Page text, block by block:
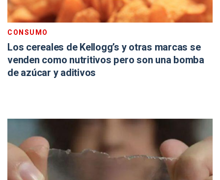
CONSUMO
Los cereales de Kellogg’s y otras marcas se
venden como nutritivos pero son una bomba
de azúcar y aditivos